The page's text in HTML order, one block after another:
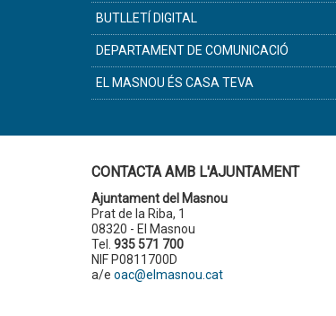
BUTLLETÍ DIGITAL
DEPARTAMENT DE COMUNICACIÓ
EL MASNOU ÉS CASA TEVA
CONTACTA AMB L'AJUNTAMENT
Ajuntament del Masnou
Prat de la Riba, 1
08320 - El Masnou
Tel. 935 571 700
NIF P0811700D
a/e oac@elmasnou.cat